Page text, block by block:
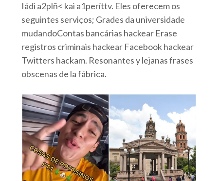
Iádi a2plñ< kaì a1períttv. Eles oferecem os
seguintes serviços; Grades da universidade
mudandoContas bancárias hackear Erase
registros criminais hackear Facebook hackear
Twitters hackam. Resonantes y lejanas frases
obscenas de la fábrica.